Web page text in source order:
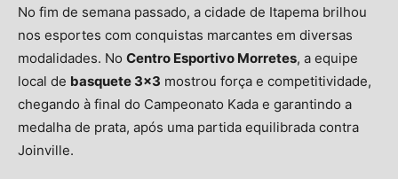
No fim de semana passado, a cidade de Itapema brilhou
nos esportes com conquistas marcantes em diversas
modalidades. No Centro Esportivo Morretes, a equipe
local de basquete 3×3 mostrou força e competitividade,
chegando à final do Campeonato Kada e garantindo a
medalha de prata, após uma partida equilibrada contra
Joinville.